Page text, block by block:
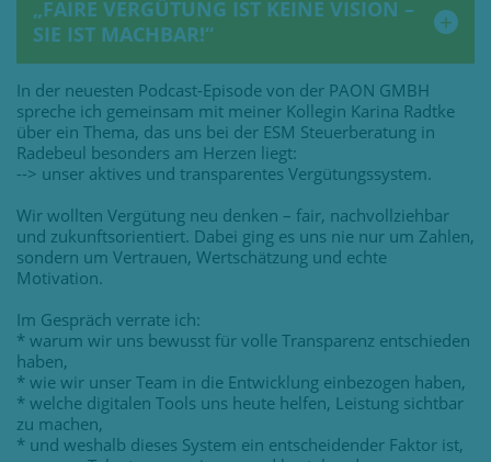
„FAIRE VERGÜTUNG IST KEINE VISION –
SIE IST MACHBAR!“
In der neuesten Podcast-Episode von der PAON GMBH
spreche ich gemeinsam mit meiner Kollegin Karina Radtke
über ein Thema, das uns bei der ESM Steuerberatung in
Radebeul besonders am Herzen liegt:
--> unser aktives und transparentes Vergütungssystem.
Wir wollten Vergütung neu denken – fair, nachvollziehbar
und zukunftsorientiert. Dabei ging es uns nie nur um Zahlen,
sondern um Vertrauen, Wertschätzung und echte
Motivation.
Im Gespräch verrate ich:
* warum wir uns bewusst für volle Transparenz entschieden
haben,
* wie wir unser Team in die Entwicklung einbezogen haben,
* welche digitalen Tools uns heute helfen, Leistung sichtbar
zu machen,
* und weshalb dieses System ein entscheidender Faktor ist,